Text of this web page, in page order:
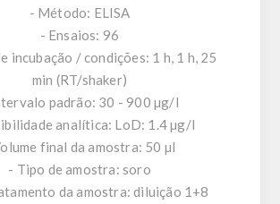
- Método: ELISA
- Ensaios: 96
incubação / condições: 1 h, 1 h, 25
min (RT/shaker)
padrão: 30 - 900 µg/l
analítica: LoD: 1.4 µg/l
final da amostra: 50 µl
- Tipo de amostra: soro
da amostra: diluição 1+8